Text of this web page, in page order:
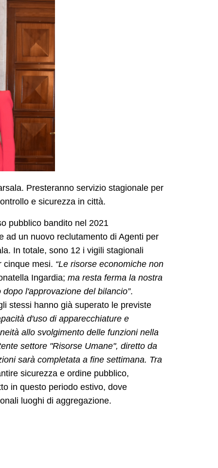
Presteranno servizio stagionale per
e sicurezza in città.
pubblico bandito nel 2021
ad un nuovo reclutamento di Agenti per
In totale, sono 12 i vigili stagionali
cinque mesi. “Le risorse economiche non
Ingardia; ma resta ferma la nostra
l'approvazione del bilancio”.
stessi hanno già superato le previste
d'uso di apparecchiature e
allo svolgimento delle funzioni nella
settore "Risorse Umane", diretto da
sarà completata a fine settimana. Tra
sicurezza e ordine pubblico,
in questo periodo estivo, dove
luoghi di aggregazione.